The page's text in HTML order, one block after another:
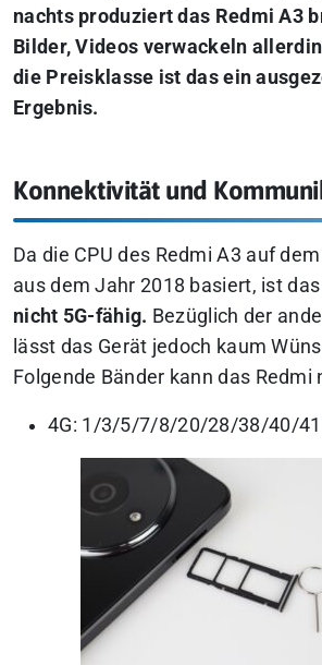
nachts produziert das Redmi A3
Bilder, Videos verwackeln
die Preisklasse ist das ein
Ergebnis.
Konnektivität und
Da die CPU des Redmi A3 auf
aus dem Jahr 2018 basiert, ist
nicht 5G-fähig. Bezüglich der
lässt das Gerät jedoch kaum
Folgende Bänder kann das Redmi
4G: 1/3/5/7/8/20/28/38/40/41